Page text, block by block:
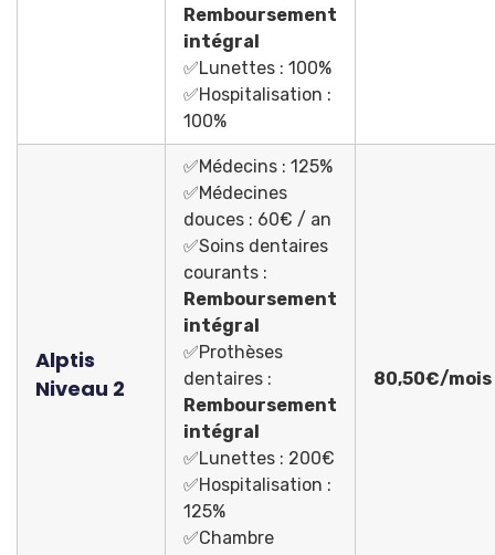
Remboursement
intégral
✅Lunettes : 100%
✅Hospitalisation :
100%
Alptis
Niveau 2
✅Médecins : 125%
✅Médecines
douces : 60€ / an
✅Soins dentaires
courants :
Remboursement
intégral
✅Prothèses
dentaires :
Remboursement
intégral
✅Lunettes : 200€
✅Hospitalisation :
125%
✅Chambre
80,50€/mois